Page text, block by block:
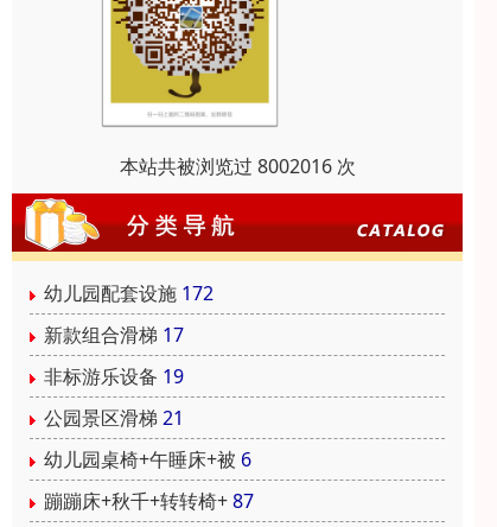
本站共被浏览过 8002016 次
幼儿园配套设施 172
新款组合滑梯 17
非标游乐设备 19
公园景区滑梯 21
幼儿园桌椅+午睡床+被 6
蹦蹦床+秋千+转转椅+87